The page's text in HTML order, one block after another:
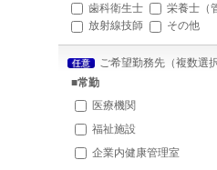
歯科衛生士
栄養士（
放射線技師
その他
任意
ご希望勤務先（複数選択
■常勤
医療機関
福祉施設
企業内健康管理室